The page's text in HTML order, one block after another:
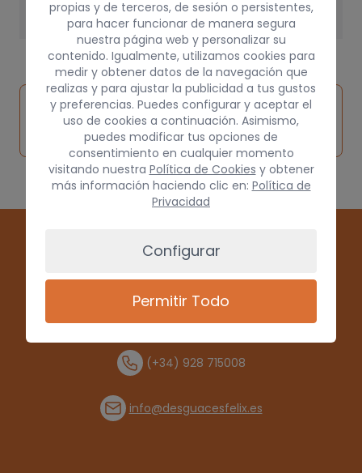
PESO
Inspeccionar
vehículo de
Solicitar
pieza
Consultar
por
(+34) 928 715008
info@desguacesfelix.es
propias y de terceros, de sesión o persistentes,
para hacer funcionar de manera segura
nuestra página web y personalizar su
contenido. Igualmente, utilizamos cookies para
medir y obtener datos de la navegación que
realizas y para ajustar la publicidad a tus gustos
y preferencias. Puedes configurar y aceptar el
uso de cookies a continuación. Asimismo,
puedes modificar tus opciones de
consentimiento en cualquier momento
visitando nuestra Política de Cookies y obtener
más información haciendo clic en: Política de
Privacidad
Configurar
Permitir Todo